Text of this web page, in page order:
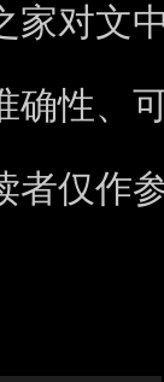
家对文
确性、
者仅作